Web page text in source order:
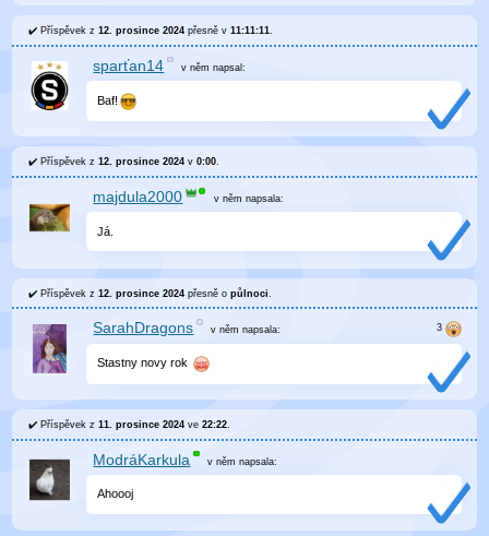
Příspěvek z12. prosince 2024 přesně v11:11:11.
sparťan14 v němnapsal:
Baf!
Příspěvek z12. prosince 2024 v0:00.
majdula2000 v něm napsala:
Já.
Příspěvek z12. prosince 2024 přesně opůlnoci
SarahDragons v němnapsala:
Stastny novy rok
Příspěvek z11. prosince 2024 ve22:22
ModráKarkula v němnapsala:
Ahoooj